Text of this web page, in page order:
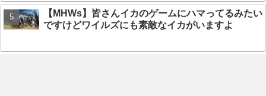
【MHWs】皆さんイカのゲームにハマってるみたい
ですけどワイルズにも素敵なイカがいますよ